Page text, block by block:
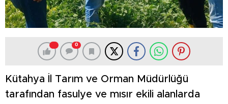
0
Kütahya İl Tarım ve Orman Müdürlüğü
tarafından fasulye ve mısır ekili alanlarda